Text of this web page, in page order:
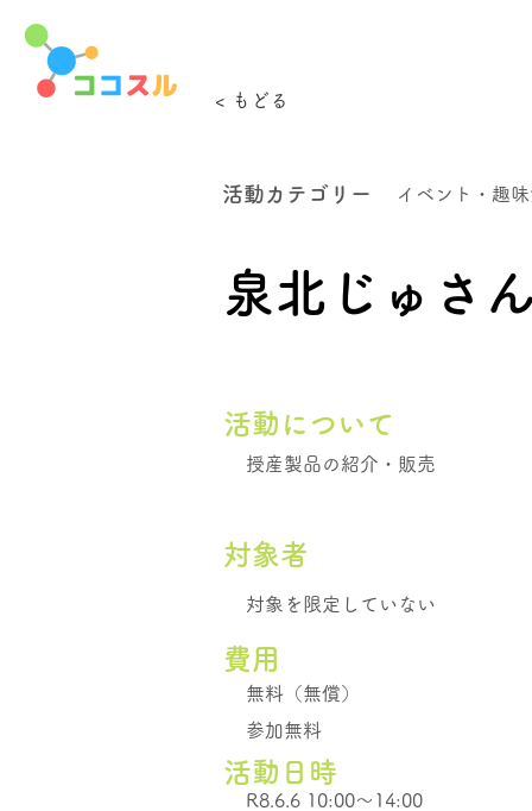
< もどる
活動カテゴリー イベント・趣
泉北じゅさ
活動について
授産製品の紹介・販売
​対象者
対象を限定していない
費用
無料（無償）
参加無料
活動日時
R8.6.6 10:00～14:00